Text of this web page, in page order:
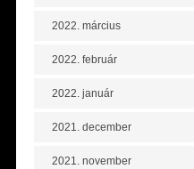
2022. március
2022. február
2022. január
2021. december
2021. november